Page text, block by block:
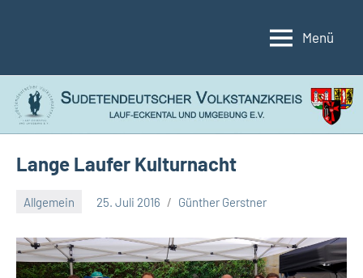
Volkstanzkreis
und
Umgebung
e.V.
Menü
Lange Laufer Kulturnacht
Allgemein 25. Juli 2016 Günther Gerstner